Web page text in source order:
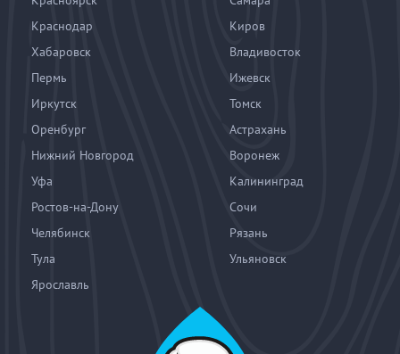
Краснодар
Киров
Хабаровск
Владивосток
Пермь
Ижевск
Иркутск
Томск
Оренбург
Астрахань
Нижний Новгород
Воронеж
Уфа
Калининград
Ростов-на-Дону
Сочи
Челябинск
Рязань
Тула
Ульяновск
Ярославль